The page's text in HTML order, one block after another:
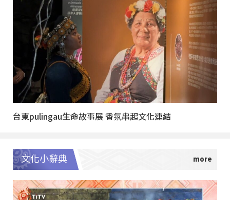
台東pulingau生命故事展 香氛串起文化連結
文化小辭典